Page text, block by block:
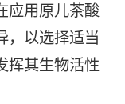
应用原儿茶酸
，以选择适当
挥其生物活性